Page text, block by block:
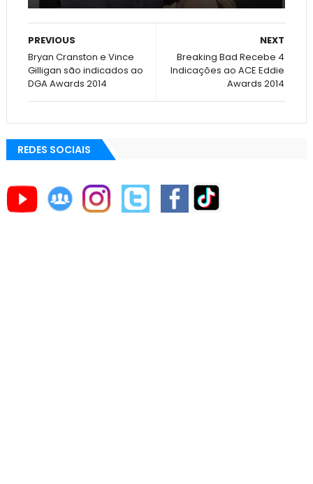
NEXT
Breaking Bad Recebe 4
Indicações ao ACE Eddie
Awards 2014
PREVIOUS
Bryan Cranston e Vince
Gilligan são indicados ao
DGA Awards 2014
REDES SOCIAIS